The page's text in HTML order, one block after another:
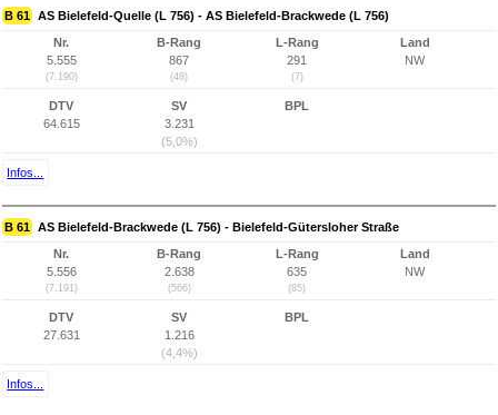
B 61 AS Bielefeld-Quelle (L 756) - AS Bielefeld-Brackwede (L 756)
Nr.
5.555
(7.190)
B-Rang
867
(48)
L-Rang
291
(7)
Land
NW
DTV
64.615
SV
3.231
(5,0%)
BPL
Infos...
B 61 AS Bielefeld-Brackwede (L 756) - Bielefeld-Gütersloher Straße
Nr.
5.556
(7.191)
B-Rang
2.638
(566)
L-Rang
635
(85)
Land
NW
DTV
27.631
SV
1.216
(4,4%)
BPL
Infos...